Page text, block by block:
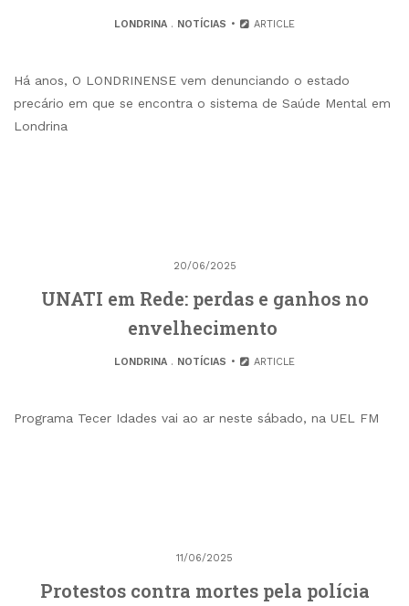
LONDRINA. NOTÍCIAS ARTICLE
Há anos, O LONDRINENSE vem denunciando o estado
precário em que se encontra o sistema de Saúde Mental em
Londrina
20/06/2025
UNATI em Rede: perdas e ganhos no
envelhecimento
LONDRINA. NOTÍCIAS ARTICLE
Programa Tecer Idades vai ao ar neste sábado, na UEL FM
11/06/2025
Protestos contra mortes pela polícia